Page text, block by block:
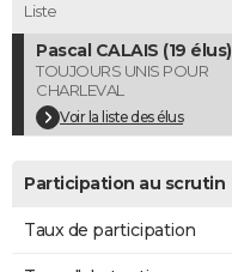
PROGRAMME TV
COPAINS D'AVANT
S'inscrire
Se connecter
Lycées
Collèges
Primaires
Universités
Entreprises
Service militaire
Avis de recherche
AVIS DE DÉCÈS
Bricolage
Lifestyle
Culture
Sport
Auto
Television
Voyage
Cinema
Liste
Pascal CALAIS (19 élus)
TOUJOURS UNIS POUR
CHARLEVAL
Voir la liste des élus
Participation au scrutin
Taux de participation